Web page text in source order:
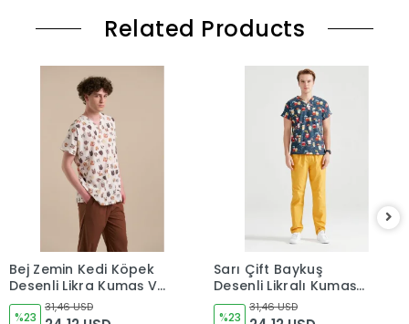
Related Products
Bej Zemin Kedi Köpek
Desenli Likra Kumaş V
Yaka Cerrahi Takım
Forma
%23
31,46 USD
Sarı Çift Baykuş
Desenli Likralı Kumaş
Cerrahi Takım V Yaka
Forma
%23
31,46 USD